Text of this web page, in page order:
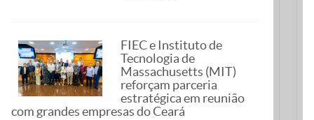
FIEC e Instituto de
Tecnologia de
Massachusetts (MIT)
reforçam parceria
estratégica em reunião
com grandes empresas do Ceará